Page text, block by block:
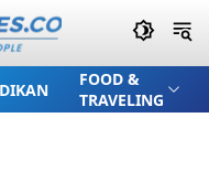
FOOD &
TRAVELING